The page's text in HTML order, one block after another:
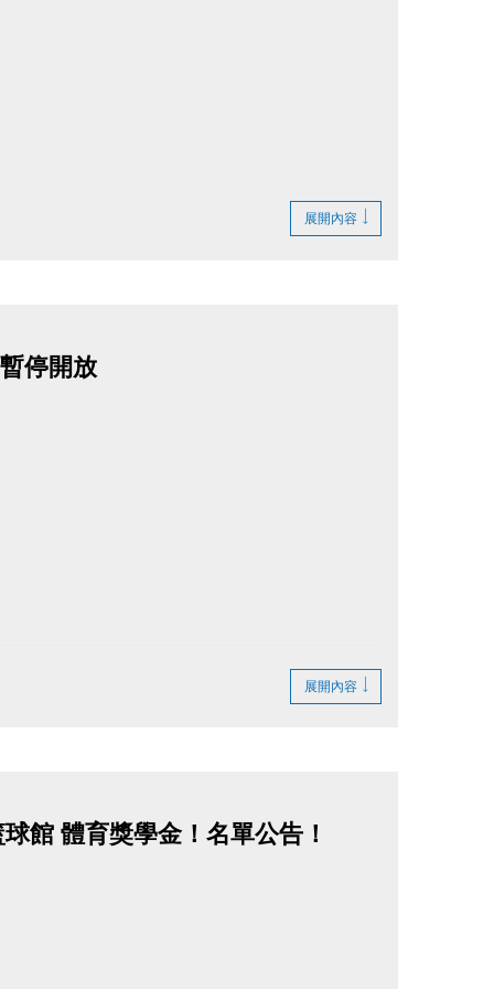
展開內容
停開放
展開內容
館 體育獎學金！名單公告！